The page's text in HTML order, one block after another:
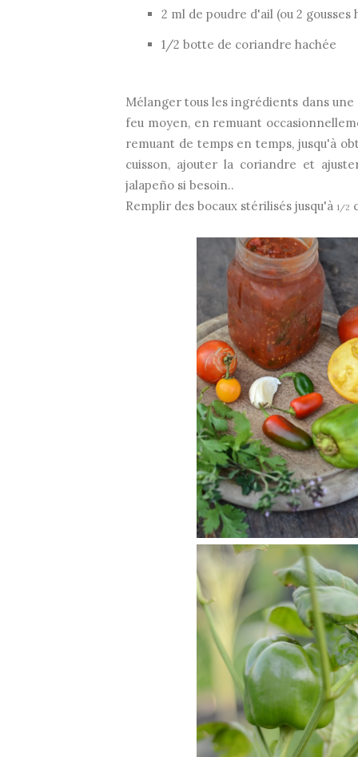
2 ml de poudre d'ail (ou 2 gousses
1/2 botte de coriandre hachée
Mélanger tous les ingrédients dans
feu moyen, en remuant
remuant de temps en temps, jusqu'à
cuisson, ajouter la coriandre et
jalapeño si besoin..
Remplir des bocaux stérilisés jusqu'à 1/2